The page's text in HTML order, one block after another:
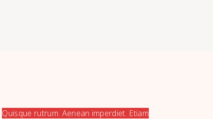
Quisque rutrum. Aenean imperdiet. Etiam